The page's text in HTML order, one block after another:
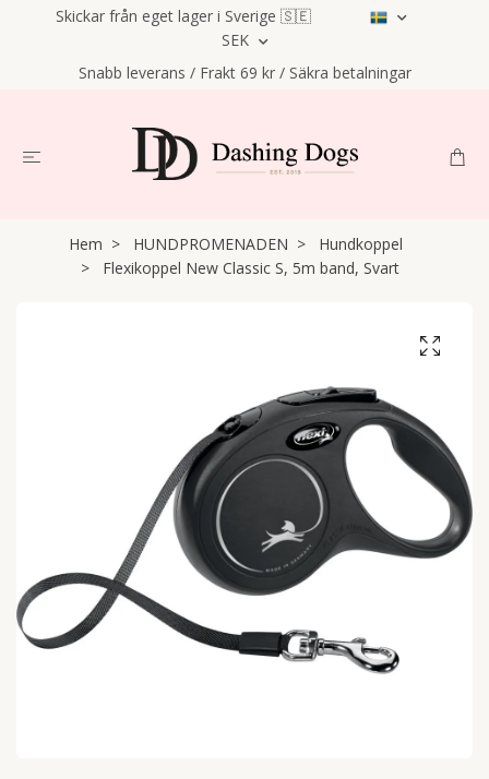
Skickar från eget lager i Sverige 🇸🇪
SEK
Snabb leverans / Frakt 69 kr / Säkra betalningar
Hem HUNDPROMENADEN
Hundkoppel
Flexikoppel New Classic S, 5m band, Svart